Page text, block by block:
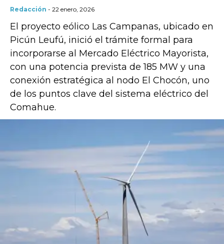
Redacción - 22 enero, 2026
El proyecto eólico Las Campanas, ubicado en
Picún Leufú, inició el trámite formal para
incorporarse al Mercado Eléctrico Mayorista,
con una potencia prevista de 185 MW y una
conexión estratégica al nodo El Chocón, uno
de los puntos clave del sistema eléctrico del
Comahue.